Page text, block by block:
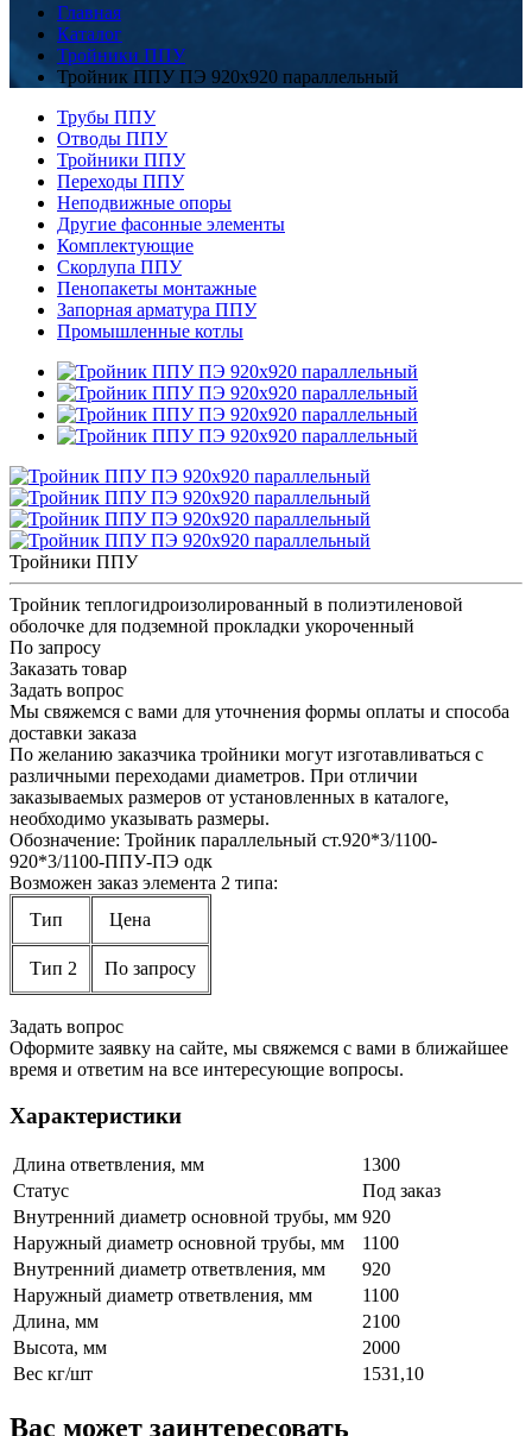
Главная
Каталог
Тройники ППУ
Тройник ППУ ПЭ 920x920 параллельный
Трубы ППУ
Отводы ППУ
Тройники ППУ
Переходы ППУ
Неподвижные опоры
Другие фасонные элементы
Комплектующие
Скорлупа ППУ
Пенопакеты монтажные
Запорная арматура ППУ
Промышленные котлы
Тройники ППУ
Тройник теплогидроизолированный в полиэтиленовой
оболочке для подземной прокладки укороченный
По запросу
Заказать товар
Задать вопрос
Мы свяжемся с вами для уточнения формы оплаты и способа
доставки заказа
По желанию заказчика тройники могут изготавливаться с
различными переходами диаметров. При отличии
заказываемых размеров от установленных в каталоге,
необходимо указывать размеры.
Обозначение: Тройник параллельный ст.920*3/1100-
920*3/1100-ППУ-ПЭ одк
Возможен заказ элемента 2 типа:
Тип
Цена
Тип 2 По запросу
Задать вопрос
Оформите заявку на сайте, мы свяжемся с вами в ближайшее
время и ответим на все интересующие вопросы.
Характеристики
Длина ответвления, мм
1300
Статус
Под заказ
Внутренний диаметр основной трубы, мм 920
Наружный диаметр основной трубы, мм
1100
Внутренний диаметр ответвления, мм
920
Наружный диаметр ответвления, мм
1100
Длина, мм
2100
Высота, мм
2000
Вес кг/шт
1531,10
Вас может заинтересовать